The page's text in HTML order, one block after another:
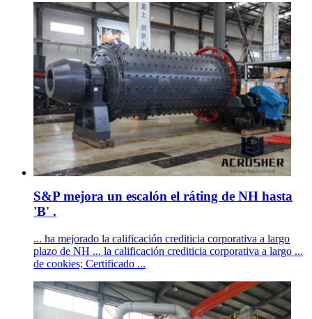
S&P mejora un escalón el ráting de NH hasta
'B' .
... ha mejorado la calificación crediticia corporativa a largo
plazo de NH ... la calificación crediticia corporativa a largo ...
de cookies; Certificado ...